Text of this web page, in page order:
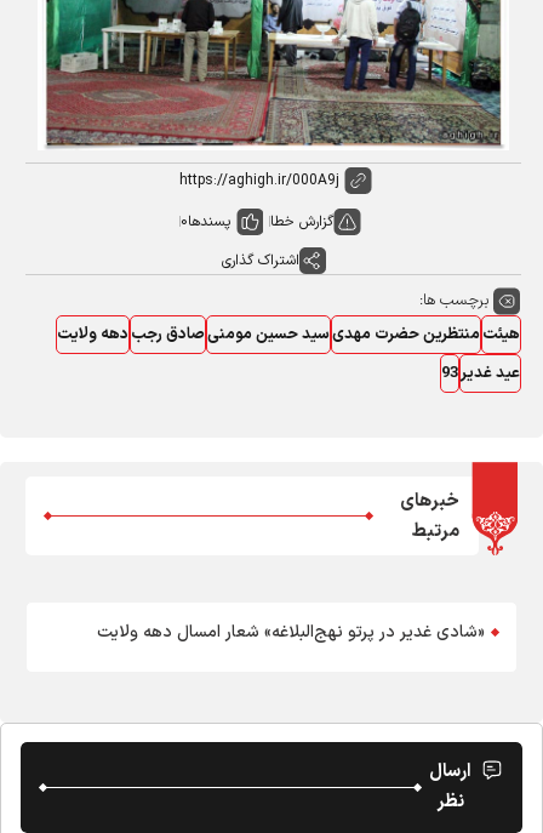
گزارش خطا پسندها0
اشتراک گذاری
برچسب ها:
هیئتمنتظرین حضرت مهدیسید حسین مومنیصادق رجبدهه ولایت
عید غدیر93
خبرهای
مرتبط
«شادی غدیر در پرتو نهج‌البلاغه» شعار امسال دهه ولایت
ارسال
نظر